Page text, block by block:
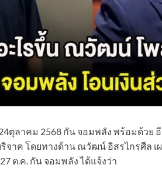
ตุลาคม 2568 กัน จอมพลัง พร้อมด้วย
จาค โดยทางด้าน ณวัฒน์ อิสรไกรศีล เ
ต.ค. กัน จอมพลัง ได้แจ้งว่า